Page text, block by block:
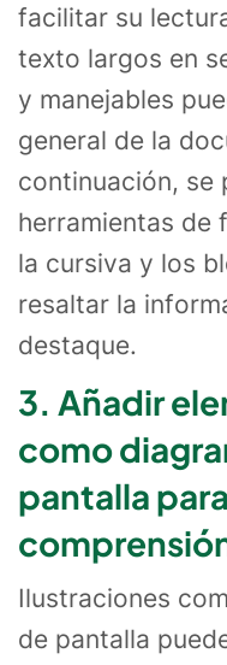
facilitar su
texto largos en
y manejables
general de la
continuación, se
herramientas de
la cursiva y los
resaltar la
destaque.
3. Añadir
como
pantalla
Ilustraciones
de pantalla